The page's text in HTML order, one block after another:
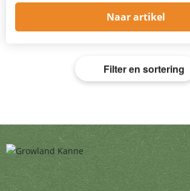
Filter en sortering
Naar artikel